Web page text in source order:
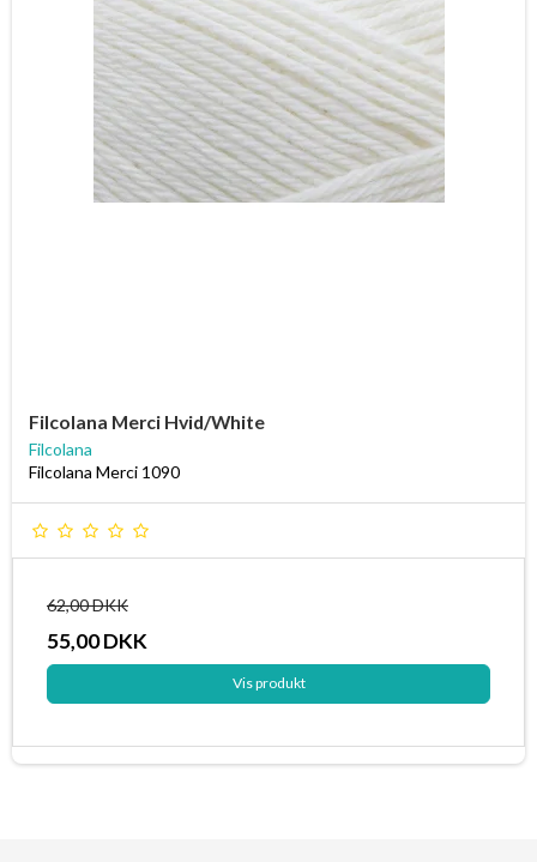
Filcolana Merci Hvid/White
Filcolana
Filcolana Merci 1090
62,00 DKK
55,00 DKK
Vis produkt